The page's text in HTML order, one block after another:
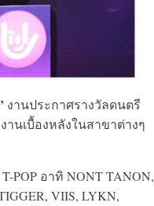
งานประกาศรางวัลดนตรี
นเบื้องหลังในสาขาต่างๆ
POP อาทิ NONT TANON,
VIIS, LYKN,